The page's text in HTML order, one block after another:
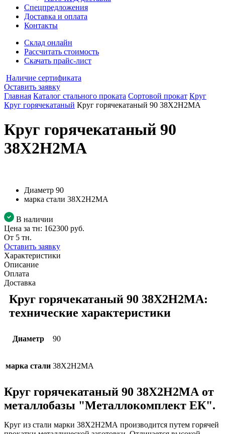
Спецпредложения
Доставка и оплата
Контакты
Склад онлайн
Рассчитать стоимость
Скачать прайс-лист
Наличие сертификата
Оставить заявку
Главная Каталог стального проката Сортовой прокат Круг
Круг горячекатаный Круг горячекатаный 90 38Х2Н2МА
Круг горячекатаный 90
38Х2Н2МА
Диаметр 90
марка стали 38Х2Н2МА
В наличии
Цена за тн: 162300 руб.
От 5 тн.
Оставить заявку
Характеристики
Описание
Оплата
Доставка
Круг горячекатаный 90 38Х2Н2МА:
технические характеристики
Диаметр 90
марка стали 38Х2Н2МА
Круг горячекатаный 90 38Х2Н2МА от
металлобазы "Металлокомплект ЕК".
Круг из стали марки 38Х2Н2МА производится путем горячей